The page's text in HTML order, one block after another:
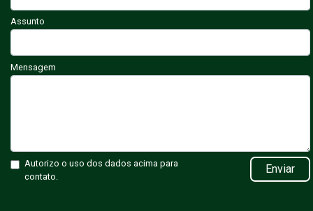
Assunto
Mensagem
Autorizo o uso dos dados acima para
contato.
Enviar